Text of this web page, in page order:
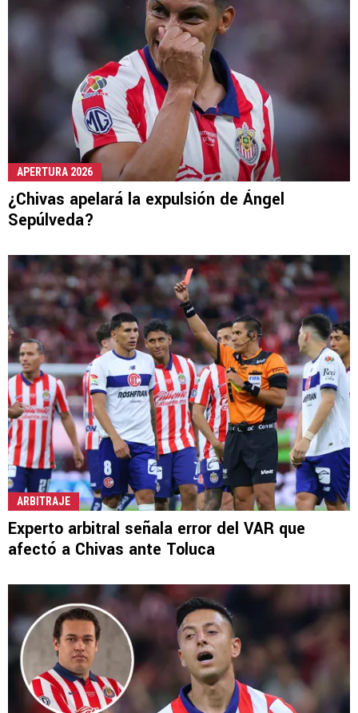
APERTURA 2026
¿Chivas apelará la expulsión de Ángel
Sepúlveda?
ARBITRAJE
Experto arbitral señala error del VAR que
afectó a Chivas ante Toluca